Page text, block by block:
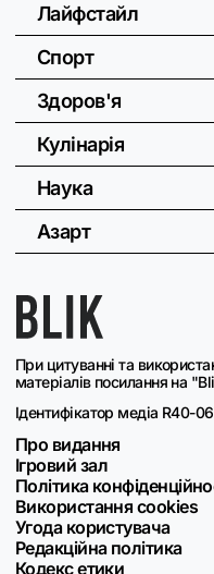
При цитуванні та
матеріалів посилання на
Ідентифікатор медіа R40-
Про видання
Ігровий зал
Політика
Використання cookies
Угода користувача
Редакційна політика
Кодекс етики
Лайфстайл
Спорт
Здоров'я
Кулінарія
Наука
Азарт